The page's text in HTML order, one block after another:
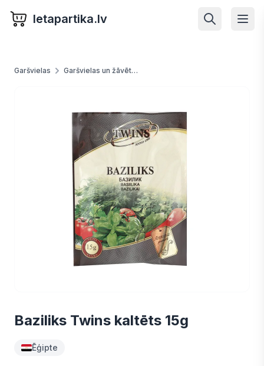
letapartika.lv
Garšvielas Garšvielas un žāvēti garšaugi
Baziliks Twins kaltēts 15g
Ēģipte